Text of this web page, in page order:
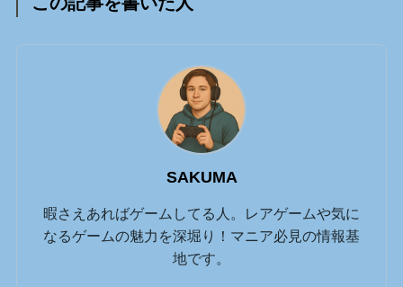
SAKUMA
暇さえあればゲームしてる人。レアゲームや気に
なるゲームの魅力を深堀り！マニア必見の情報基
地です。